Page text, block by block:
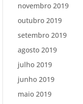
novembro 2019
outubro 2019
setembro 2019
agosto 2019
julho 2019
junho 2019
maio 2019